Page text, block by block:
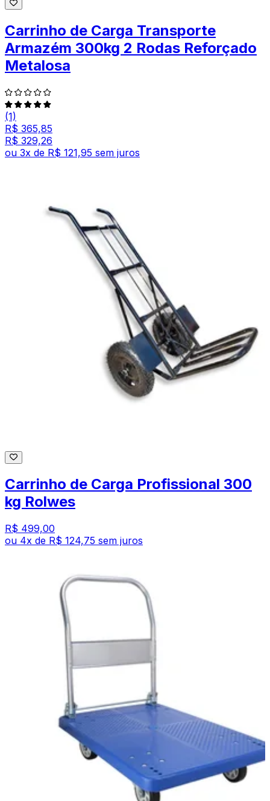
Carrinho de Carga Transporte
Armazém 300kg 2 Rodas Reforçado
Metalosa
(1)
R$ 365,85
R$ 329,26
ou 3x de R$ 121,95 sem juros
Carrinho de Carga Profissional 300
kg Rolwes
R$ 499,00
ou 4x de R$ 124,75 sem juros